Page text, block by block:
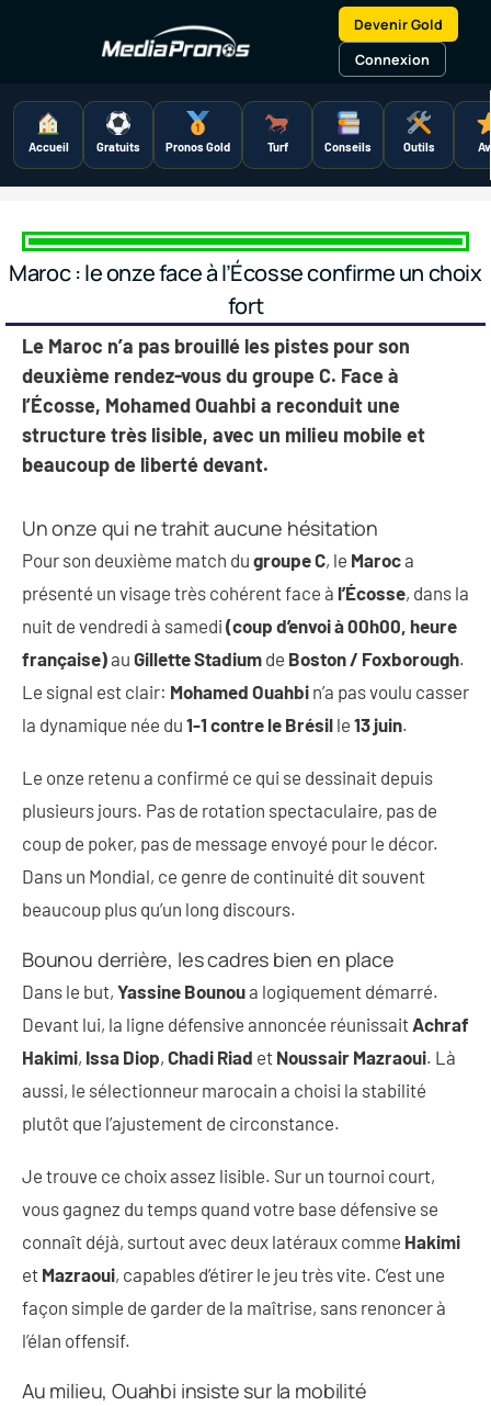
Devenir Gold
Connexion
Accueil Gratuits Pronos Gold Turf Conseils Outils
Maroc : le onze face à l’Écosse confirme un choix
fort
Le Maroc n’a pas brouillé les pistes pour son
deuxième rendez-vous du groupe C. Face à
l’Écosse, Mohamed Ouahbi a reconduit une
structure très lisible, avec un milieu mobile et
beaucoup de liberté devant.
Un onze qui ne trahit aucune hésitation
Pour son deuxième match du groupe C, le Maroca
présenté un visage très cohérent face à l’Écosse, dans la
nuit de vendredi à samedi (coup d’envoi à 00h00, heure
française)au Gillette Stadium de Boston / Foxborough.
Le signal est clair: Mohamed Ouahbi n’a pas voulu casser
la dynamique née du 1-1 contre le Brésil le 13 juin.
Le onze retenu a confirmé ce qui se dessinait depuis
plusieurs jours. Pas de rotation spectaculaire, pas de
coup de poker, pas de message envoyé pour le décor.
Dans un Mondial, ce genre de continuité dit souvent
beaucoup plus qu’un long discours.
Bounou derrière, les cadres bien en place
Dans le but, Yassine Bounoua logiquement démarré.
Devant lui, la ligne défensive annoncée réunissaitAchraf
Hakimi, Issa Diop, Chadi Riad et Noussair Mazraoui. Là
aussi, le sélectionneur marocain a choisi la stabilité
plutôt que l’ajustement de circonstance.
Je trouve ce choix assez lisible. Sur un tournoi court,
vous gagnez du temps quand votre base défensive se
connaît déjà, surtout avec deux latéraux comme Hakimi
et Mazraoui, capables d’étirer le jeu très vite. C’est une
façon simple de garder de la maîtrise, sans renoncer à
l’élan offensif.
Au milieu, Ouahbi insiste sur la mobilité